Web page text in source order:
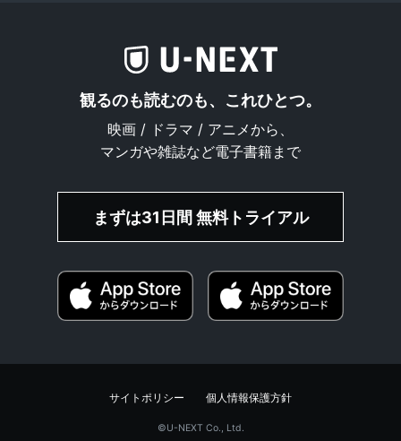
観るのも読むのも、これひとつ。
映画 / ドラマ / アニメから、
マンガや雑誌など電子書籍まで
まずは31日間 無料トライアル
サイトポリシー 個人情報保護方針
©︎U-NEXT Co., Ltd.